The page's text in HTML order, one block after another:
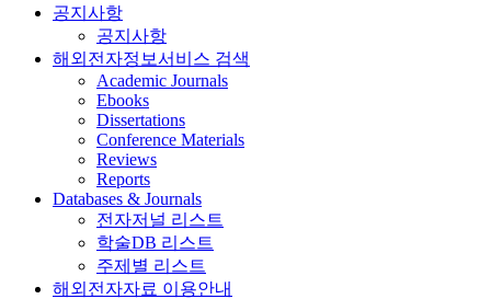
공지사항
공지사항
해외전자정보서비스 검색
Academic Journals
Ebooks
Dissertations
Conference Materials
Reviews
Reports
Databases & Journals
전자저널 리스트
학술DB 리스트
주제별 리스트
해외전자자료 이용안내